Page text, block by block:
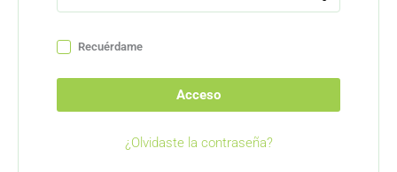
Recuérdame
Acceso
¿Olvidaste la contraseña?